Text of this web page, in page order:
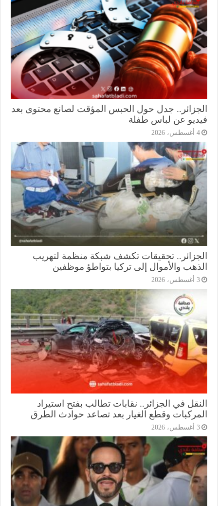
جدل حول الحبس المؤقت لصانع محتوى بعد
عن لباس طفلة
تحقيقات تكشف شبكة منظمة لتهريب
والأموال إلى تركيا بتواطؤ موظفين
في الجزائر.. نقابات تطالب بفتح استيراد
وقطع الغيار بعد تصاعد حوادث الطرق